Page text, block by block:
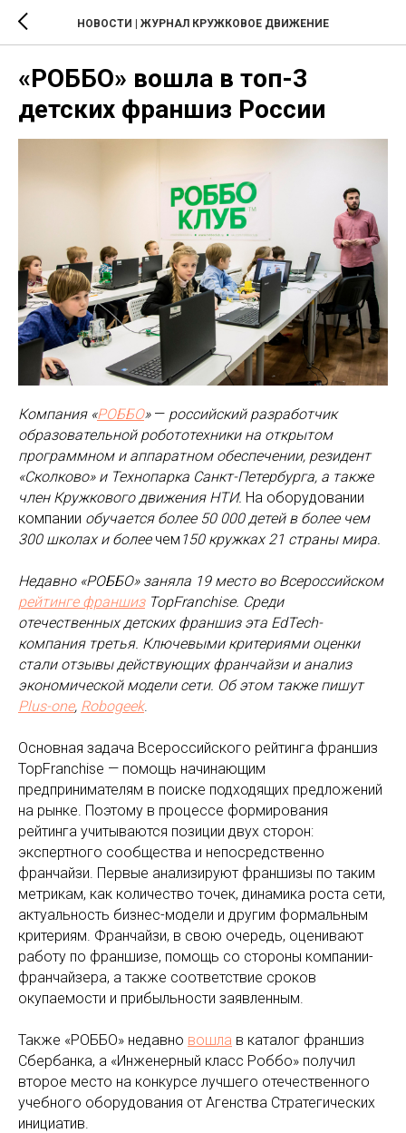
НОВОСТИ | ЖУРНАЛ КРУЖКОВОЕ ДВИЖЕНИЕ
«РОББО» вошла в топ-3
детских франшиз России
Компания «РОББО» — российский разработчик
образовательной робототехники на открытом
программном и аппаратном обеспечении, резидент
«Сколково» и Технопарка Санкт-Петербурга, а также
член Кружкового движения НТИ. На оборудовании
компании обучается более 50 000 детей в более чем
300 школах и более чем 150 кружках 21 страны мира.
Недавно «РОББО» заняла 19 место во Всероссийском
рейтинге франшиз TopFranchise. Среди
отечественных детских франшиз эта EdTech-
компания третья. Ключевыми критериями оценки
стали отзывы действующих франчайзи и анализ
экономической модели сети. Об этом также пишут
Plus-one, Robogeek.
Основная задача Всероссийского рейтинга франшиз
TopFranchise — помощь начинающим
предпринимателям в поиске подходящих предложений
на рынке. Поэтому в процессе формирования
рейтинга учитываются позиции двух сторон:
экспертного сообщества и непосредственно
франчайзи. Первые анализируют франшизы по таким
метрикам, как количество точек, динамика роста сети,
актуальность бизнес-модели и другим формальным
критериям. Франчайзи, в свою очередь, оценивают
работу по франшизе, помощь со стороны компании-
франчайзера, а также соответствие сроков
окупаемости и прибыльности заявленным.
Также «РОББО» недавно вошла в каталог франшиз
Сбербанка, а «Инженерный класс Роббо» получил
второе место на конкурсе лучшего отечественного
учебного оборудования от Агенства Стратегических
инициатив.